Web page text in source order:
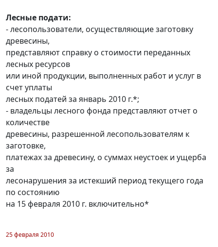
Лесные подати:
- лесопользователи, осуществляющие заготовку
древесины,
представляют справку о стоимости переданных
лесных ресурсов
или иной продукции, выполненных работ и услуг в
счет уплаты
лесных податей за январь 2010 г.*;
- владельцы лесного фонда представляют отчет о
количестве
древесины, разрешенной лесопользователям к
заготовке,
платежах за древесину, о суммах неустоек и ущерба
за
лесонарушения за истекший период текущего года
по состоянию
на 15 февраля 2010 г. включительно*
25 февраля 2010